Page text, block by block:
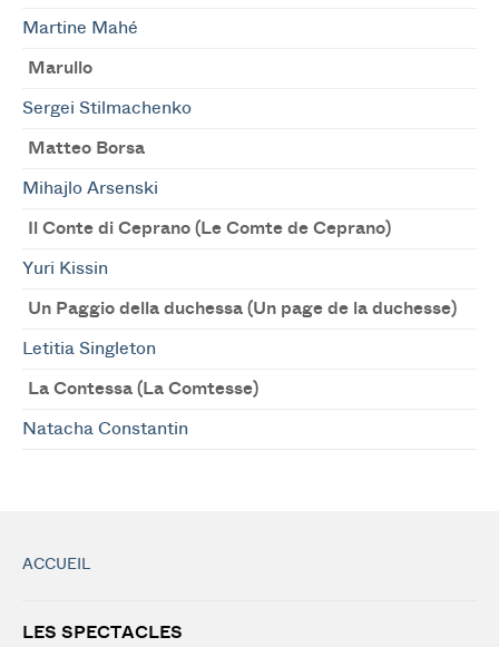
Martine Mahé
Marullo
Sergei Stilmachenko
Matteo Borsa
Mihajlo Arsenski
Il Conte di Ceprano (Le Comte de Ceprano)
Yuri Kissin
Un Paggio della duchessa (Un page de la duchesse)
Letitia Singleton
La Contessa (La Comtesse)
Natacha Constantin
ACCUEIL
LES SPECTACLES